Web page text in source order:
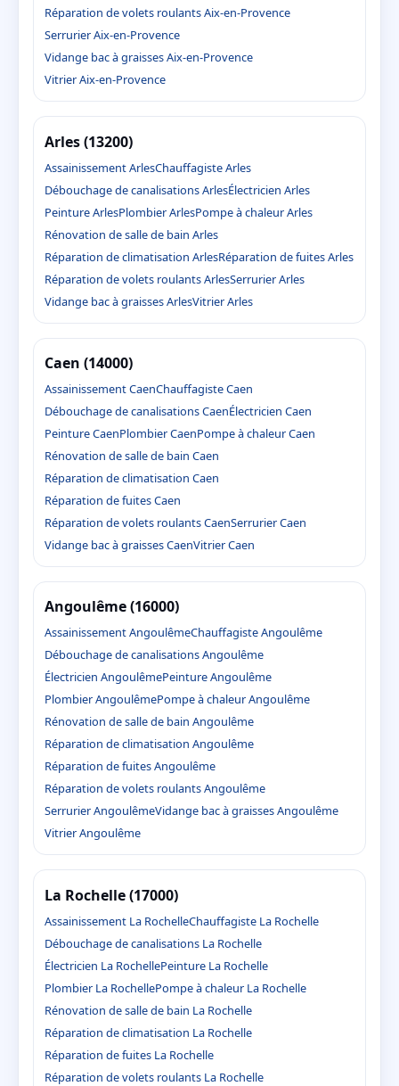
Réparation de volets roulants Aix-en-Provence
Serrurier Aix-en-Provence
Vidange bac à graisses Aix-en-Provence
Vitrier Aix-en-Provence
Arles (13200)
Assainissement ArlesChauffagiste Arles
Débouchage de canalisations ArlesÉlectricien Arles
Peinture ArlesPlombier ArlesPompe à chaleur Arles
Rénovation de salle de bain Arles
Réparation de climatisation ArlesRéparation de fuites Arles
Réparation de volets roulants ArlesSerrurier Arles
Vidange bac à graisses ArlesVitrier Arles
Caen (14000)
Assainissement CaenChauffagiste Caen
Débouchage de canalisations CaenÉlectricien Caen
Peinture CaenPlombier CaenPompe à chaleur Caen
Rénovation de salle de bain Caen
Réparation de climatisation Caen
Réparation de fuites Caen
Réparation de volets roulants CaenSerrurier Caen
Vidange bac à graisses CaenVitrier Caen
Angoulême (16000)
Assainissement AngoulêmeChauffagiste Angoulême
Débouchage de canalisations Angoulême
Électricien AngoulêmePeinture Angoulême
Plombier AngoulêmePompe à chaleur Angoulême
Rénovation de salle de bain Angoulême
Réparation de climatisation Angoulême
Réparation de fuites Angoulême
Réparation de volets roulants Angoulême
Serrurier AngoulêmeVidange bac à graisses Angoulême
Vitrier Angoulême
La Rochelle (17000)
Assainissement La RochelleChauffagiste La Rochelle
Débouchage de canalisations La Rochelle
Électricien La RochellePeinture La Rochelle
Plombier La RochellePompe à chaleur La Rochelle
Rénovation de salle de bain La Rochelle
Réparation de climatisation La Rochelle
Réparation de fuites La Rochelle
Réparation de volets roulants La Rochelle